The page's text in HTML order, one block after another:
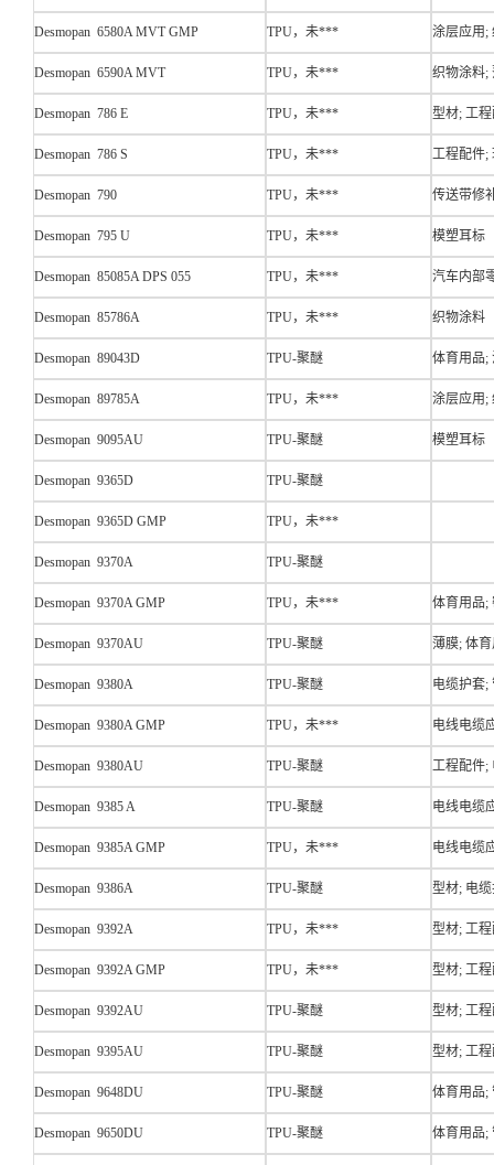
Desmopan 6580A MVT GMP TPU，未*** 涂层应用;
Desmopan 6590A MVT TPU，未*** 织物涂料;
Desmopan 786 E TPU，未*** 型材; 工
Desmopan 786 S TPU，未*** 工程配件;
Desmopan 790 TPU，未*** 传送带修
Desmopan 795 U TPU，未*** 模塑耳标
Desmopan 85085A DPS 055 TPU，未*** 汽车内部
Desmopan 85786A TPU，未*** 织物涂料
Desmopan 89043D TPU-聚醚 体育用品;
Desmopan 89785A TPU，未*** 涂层应用;
Desmopan 9095AU TPU-聚醚 模塑耳标
Desmopan 9365D TPU-聚醚
Desmopan 9365D GMP TPU，未***
Desmopan 9370A TPU-聚醚
Desmopan 9370A GMP TPU，未*** 体育用品;
Desmopan 9370AU TPU-聚醚 薄膜; 体
Desmopan 9380A TPU-聚醚 电缆护套;
Desmopan 9380A GMP TPU，未*** 电线电缆
Desmopan 9380AU TPU-聚醚 工程配件;
Desmopan 9385 A TPU-聚醚 电线电缆
Desmopan 9385A GMP TPU，未*** 电线电缆
Desmopan 9386A TPU-聚醚 型材; 电
Desmopan 9392A TPU，未*** 型材; 工
Desmopan 9392A GMP TPU，未*** 型材; 工
Desmopan 9392AU TPU-聚醚 型材; 工
Desmopan 9395AU TPU-聚醚 型材; 工
Desmopan 9648DU TPU-聚醚 体育用品;
Desmopan 9650DU TPU-聚醚 体育用品;